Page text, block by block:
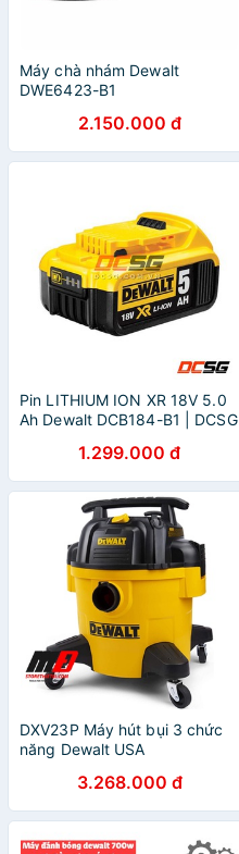
Máy chà nhám Dewalt
DWE6423-B1
2.150.000 đ
Pin LITHIUM ION XR 18V 5.0
Ah Dewalt DCB184-B1 | DCSG
1.299.000 đ
DXV23P Máy hút bụi 3 chức
năng Dewalt USA
3.268.000 đ